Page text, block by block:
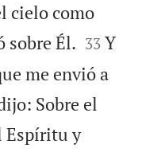
cielo como
sobre Él. 

33 Y
me envió a
Sobre el
Espíritu y